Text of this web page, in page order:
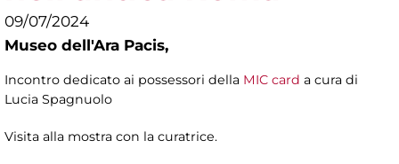
09/07/2024
Museo dell'Ara Pacis,
Incontro dedicato ai possessori della MIC card a cura di
Lucia Spagnuolo
Visita alla mostra con la curatrice.